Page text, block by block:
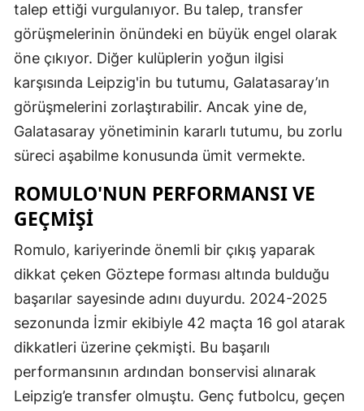
talep ettiği vurgulanıyor. Bu talep, transfer
görüşmelerinin önündeki en büyük engel olarak
öne çıkıyor. Diğer kulüplerin yoğun ilgisi
karşısında Leipzig'in bu tutumu, Galatasaray’ın
görüşmelerini zorlaştırabilir. Ancak yine de,
Galatasaray yönetiminin kararlı tutumu, bu zorlu
süreci aşabilme konusunda ümit vermekte.
ROMULO'NUN PERFORMANSI VE
GEÇMIŞI
Romulo, kariyerinde önemli bir çıkış yaparak
dikkat çeken Göztepe forması altında bulduğu
başarılar sayesinde adını duyurdu. 2024-2025
sezonunda İzmir ekibiyle 42 maçta 16 gol atarak
dikkatleri üzerine çekmişti. Bu başarılı
performansının ardından bonservisi alınarak
Leipzig’e transfer olmuştu. Genç futbolcu, geçen